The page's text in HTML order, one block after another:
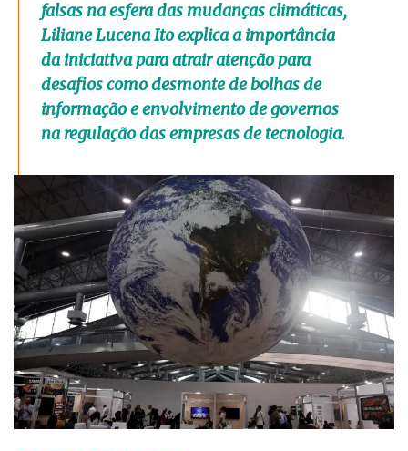
falsas na esfera das mudanças climáticas,
Liliane Lucena Ito explica a importância
da iniciativa para atrair atenção para
desafios como desmonte de bolhas de
informação e envolvimento de governos
na regulação das empresas de tecnologia.